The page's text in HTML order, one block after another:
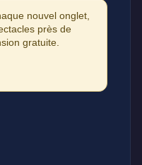
nouvel onglet,
près de
gratuite.